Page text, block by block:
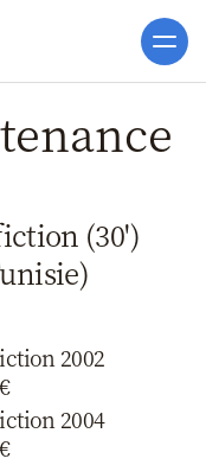
ACP
à
pro
(30')
2002
2004